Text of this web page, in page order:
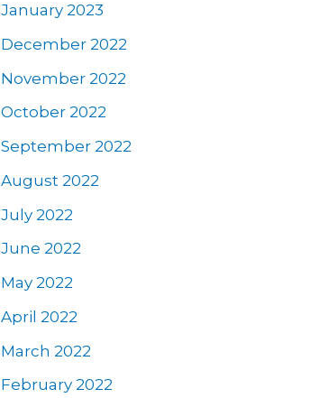
January 2023
December 2022
November 2022
October 2022
September 2022
August 2022
July 2022
June 2022
May 2022
April 2022
March 2022
February 2022